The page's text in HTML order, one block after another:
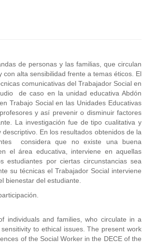
de personas y las familias, que circulan
alta sensibilidad frente a temas éticos. El
comunicativas del Trabajador Social en
de caso en la unidad educativa Abdón
Trabajo Social en las Unidades Educativas
y así prevenir o disminuir factores
La investigación fue de tipo cualitativa y
En los resultados obtenidos de la
considera que no existe una buena
el área educativa, interviene en aquellas
estudiantes por ciertas circunstancias sea
su técnicas el Trabajador Social interviene
bienestar del estudiante.
individuals and families, who circulate in a
to ethical issues. The present work
of the Social Worker in the DECE of the